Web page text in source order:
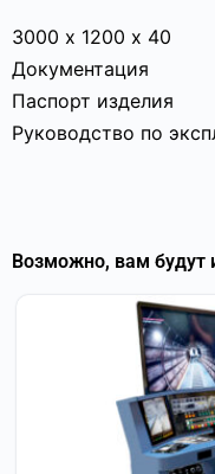
3000 х 1200 х 40
Документация
Паспорт изделия
Руководство по
Возможно, вам будут